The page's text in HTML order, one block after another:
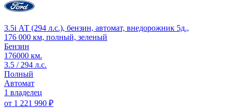
3.5i АТ (294 л.с.), бензин, автомат, внедорожник 5д.,
176 000 км, полный, зеленый
Бензин
176000 км.
3.5 / 294 л.с.
Полный
Автомат
1 владелец
от 1 221 990 ₽